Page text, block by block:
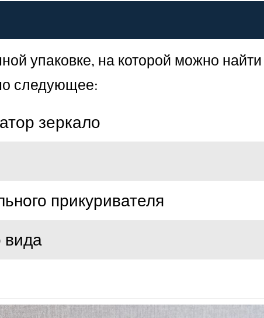
упаковке, на которой можно
следующее:
зеркало
прикуривателя
вида